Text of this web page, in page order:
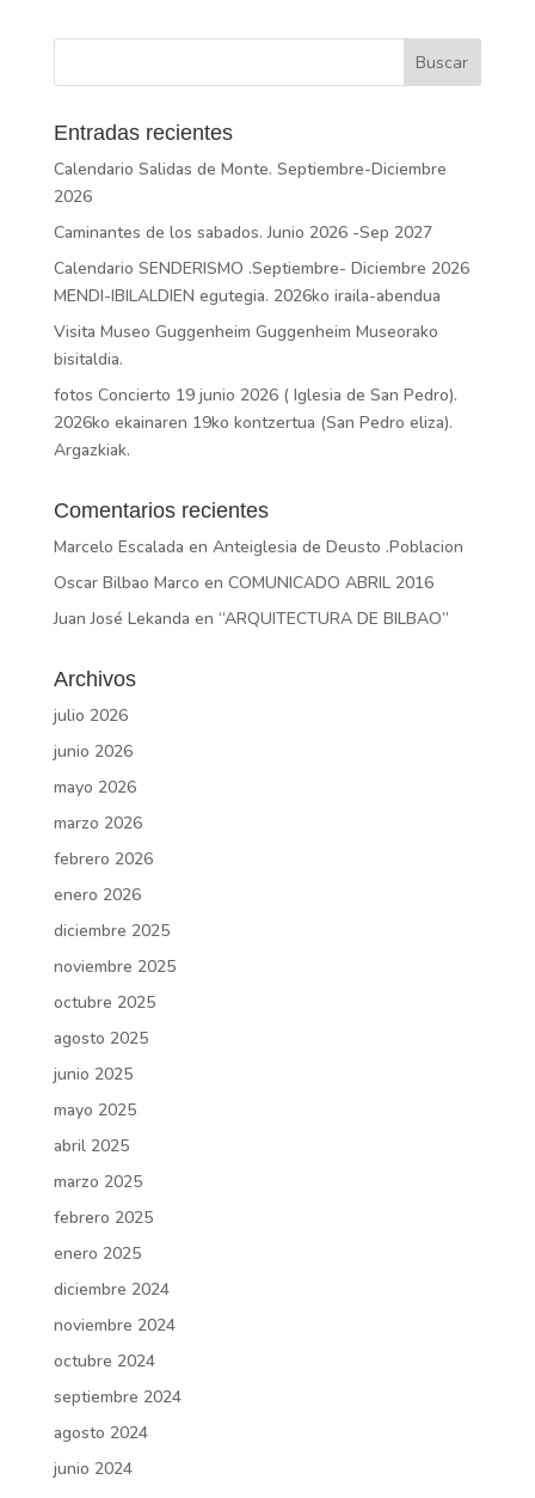
Entradas recientes
Calendario Salidas de Monte. Septiembre-Diciembre
2026
Caminantes de los sabados. Junio 2026 -Sep 2027
Calendario SENDERISMO .Septiembre- Diciembre 2026
MENDI-IBILALDIEN egutegia. 2026ko iraila-abendua
Visita Museo Guggenheim Guggenheim Museorako
bisitaldia.
fotos Concierto 19 junio 2026 ( Iglesia de San Pedro).
2026ko ekainaren 19ko kontzertua (San Pedro eliza).
Argazkiak.
Comentarios recientes
Marcelo Escalada en Anteiglesia de Deusto .Poblacion
Oscar Bilbao Marco en COMUNICADO ABRIL 2016
Juan José Lekanda en “ARQUITECTURA DE BILBAO”
Archivos
julio 2026
junio 2026
mayo 2026
marzo 2026
febrero 2026
enero 2026
diciembre 2025
noviembre 2025
octubre 2025
agosto 2025
junio 2025
mayo 2025
abril 2025
marzo 2025
febrero 2025
enero 2025
diciembre 2024
noviembre 2024
octubre 2024
septiembre 2024
agosto 2024
junio 2024